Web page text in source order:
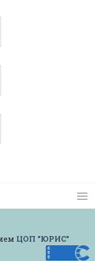
ЦОП "ЮРИС"